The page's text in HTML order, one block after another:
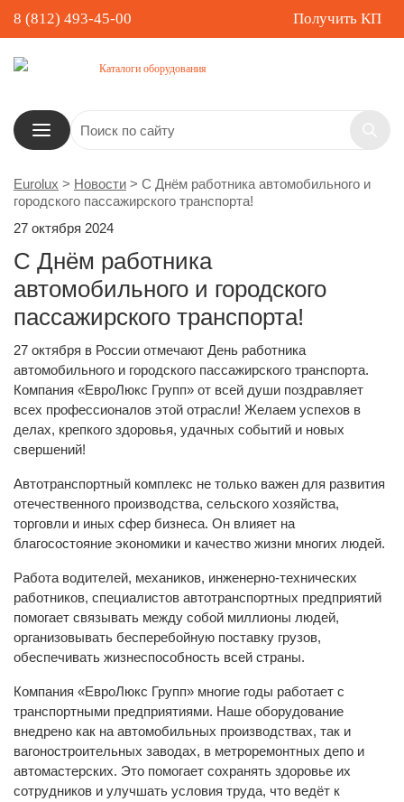
8 (812) 493-45-00 Получить КП
Каталоги оборудования
Eurolux > Новости > С Днём работника автомобильного и
городского пассажирского транспорта!
27 октября 2024
С Днём работника
автомобильного и городского
пассажирского транспорта!
27 октября в России отмечают День работника
автомобильного и городского пассажирского транспорта.
Компания «ЕвроЛюкс Групп» от всей души поздравляет
всех профессионалов этой отрасли! Желаем успехов в
делах, крепкого здоровья, удачных событий и новых
свершений!
Автотранспортный комплекс не только важен для развития
отечественного производства, сельского хозяйства,
торговли и иных сфер бизнеса. Он влияет на
благосостояние экономики и качество жизни многих людей.
Работа водителей, механиков, инженерно-технических
работников, специалистов автотранспортных предприятий
помогает связывать между собой миллионы людей,
организовывать бесперебойную поставку грузов,
обеспечивать жизнеспособность всей страны.
Компания «ЕвроЛюкс Групп» многие годы работает с
транспортными предприятиями. Наше оборудование
внедрено как на автомобильных производствах, так и
вагоностроительных заводах, в метроремонтных депо и
автомастерских. Это помогает сохранять здоровье их
сотрудников и улучшать условия труда, что ведёт к